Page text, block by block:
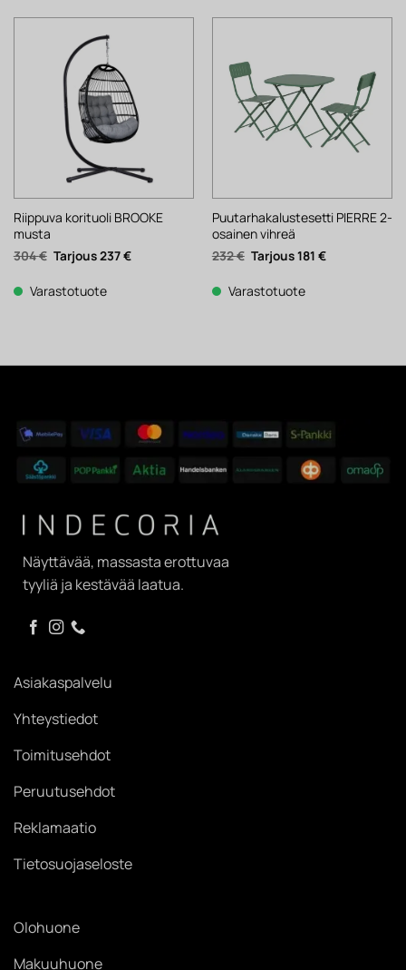
Riippuva korituoli BROOKE
musta
304€ Alkuperäinen
hinta
304 €.
237€Nykyinen
Varastotuote
Puutarhakalustesetti PIERRE 2-
osainen vihreä
232€ Alkuperäinen
hinta
232 €.
181 €Nykyinen
Varastotuote
Näyttävää, massasta erottuvaa
tyyliä ja kestävää laatua.
Asiakaspalvelu
Yhteystiedot
Toimitusehdot
Peruutusehdot
Reklamaatio
Tietosuojaseloste
Olohuone
Makuuhuone